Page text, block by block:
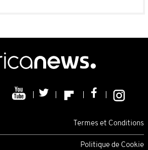
Termes et Conditions
Politique de Cookie